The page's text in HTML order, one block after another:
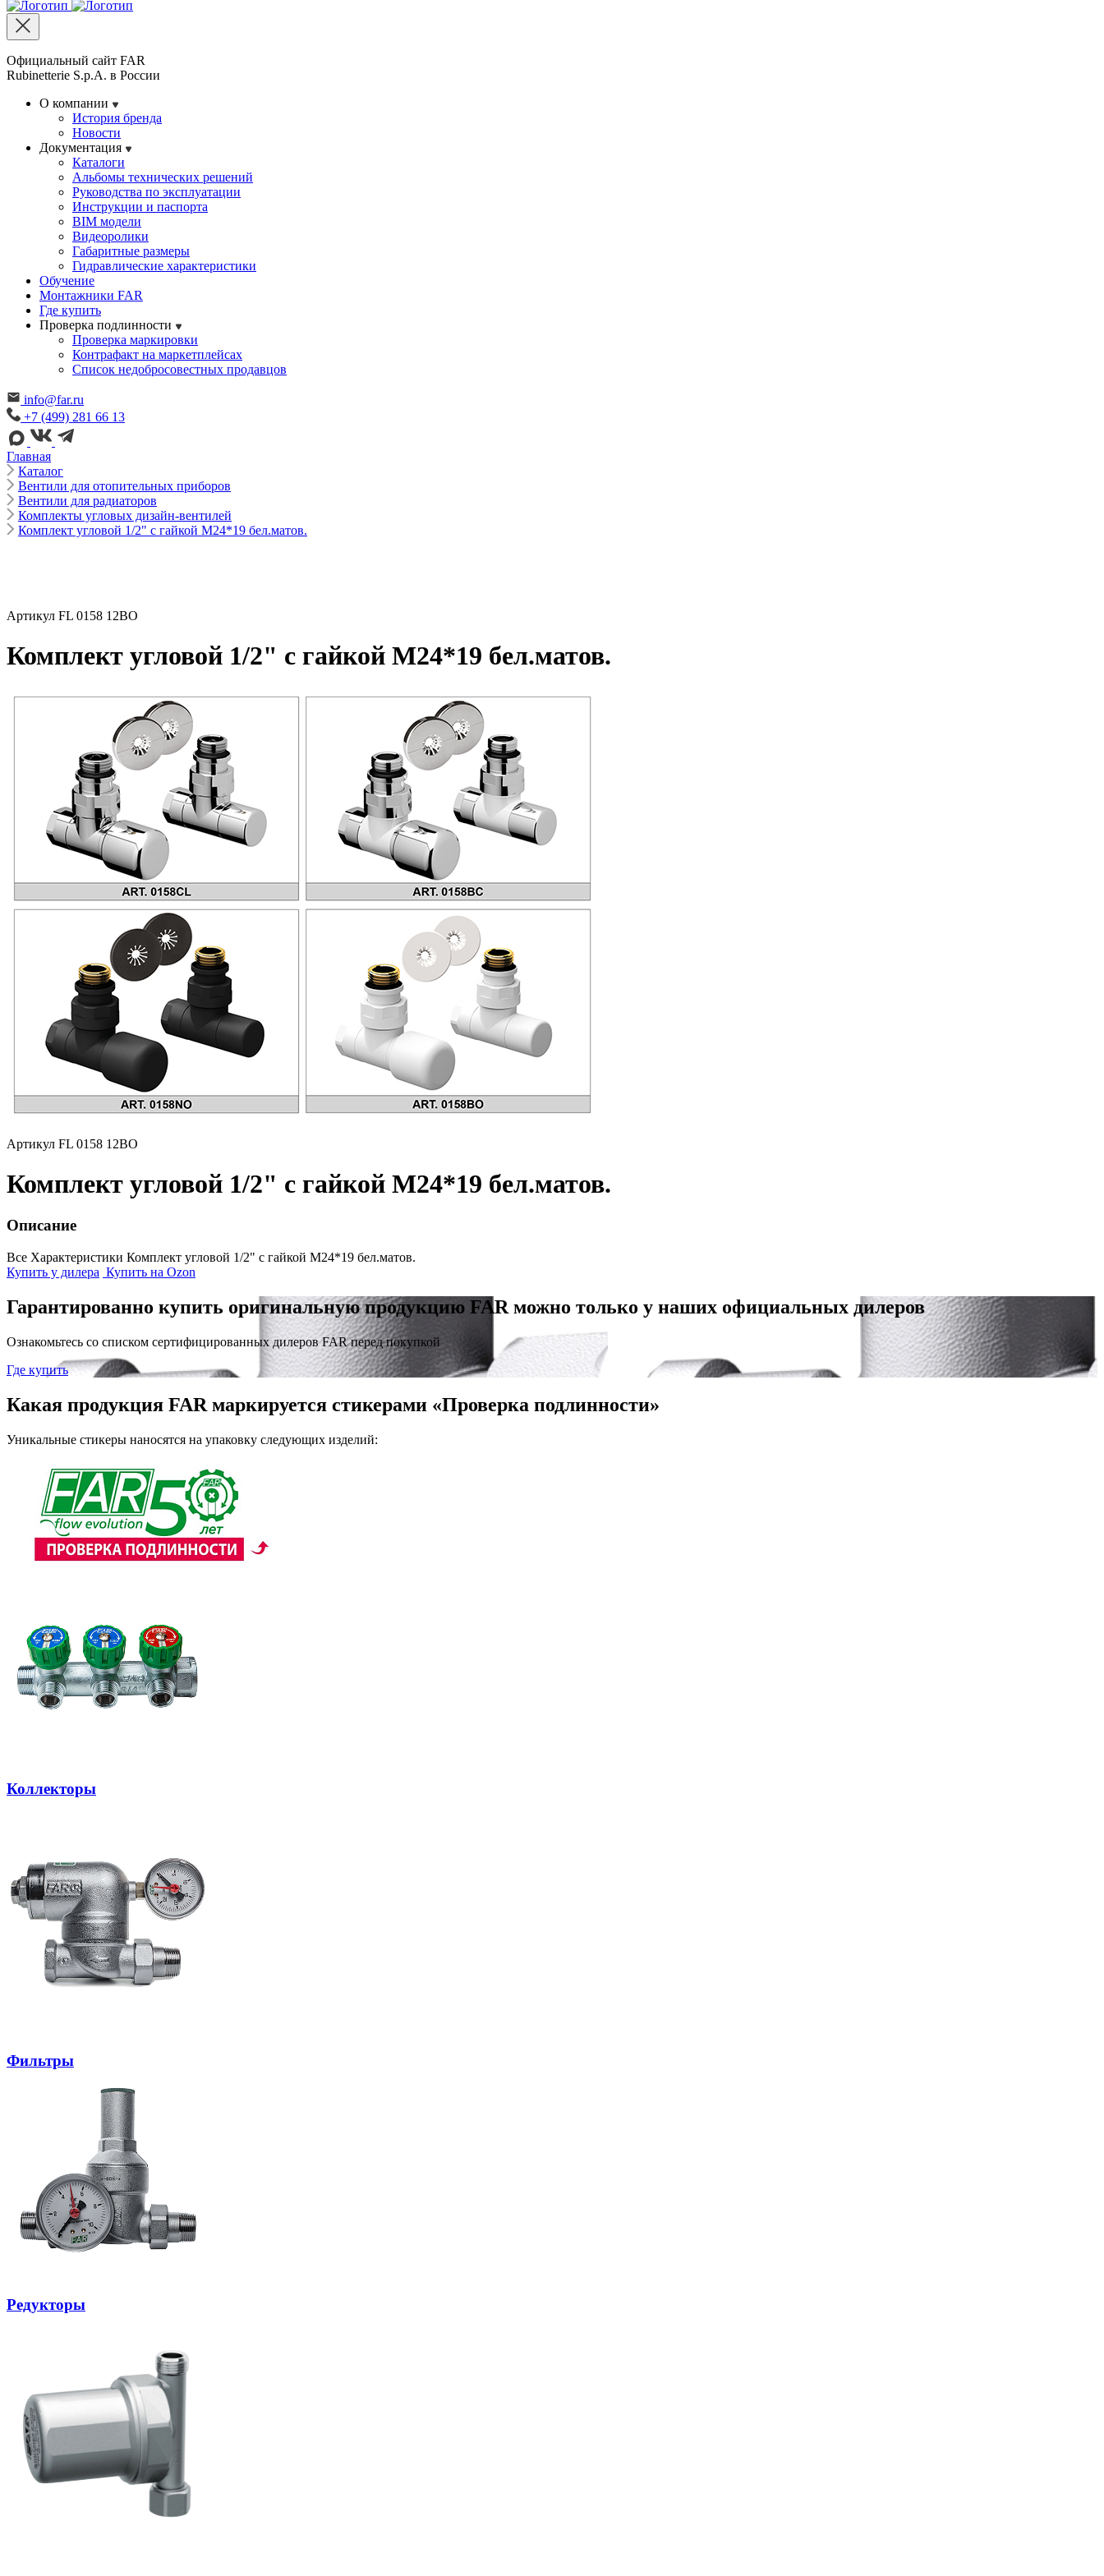
Официальный сайт FAR
Rubinetterie S.p.A. в России
О компании
История бренда
Новости
Документация
Каталоги
Альбомы технических решений
Руководства по эксплуатации
Инструкции и паспорта
BIM модели
Видеоролики
Габаритные размеры
Гидравлические характеристики
Обучение
Монтажники FAR
Где купить
Проверка подлинности
Проверка маркировки
Контрафакт на маркетплейсах
Cписок недобросовестных продавцов
info@far.ru
+7 (499) 281 66 13
Главная
Каталог
Вентили для отопительных приборов
Вентили для радиаторов
Комплекты угловых дизайн-вентилей
Комплект угловой 1/2" с гайкой М24*19 бел.матов.
Артикул FL 0158 12BO
Комплект угловой 1/2" с гайкой М24*19 бел.матов.
Артикул FL 0158 12BO
Комплект угловой 1/2" с гайкой М24*19 бел.матов.
Описание
Все Характеристики Комплект угловой 1/2" с гайкой М24*19 бел.матов.
Купить у дилера Купить на Ozon
Гарантированно купить оригинальную продукцию FAR можно только у наших официальных дилеров
Ознакомьтесь со списком сертифицированных дилеров FAR перед покупкой
Где купить
Какая продукция FAR маркируется стикерами «Проверка подлинности»
Уникальные стикеры наносятся на упаковку следующих изделий:
Коллекторы
Фильтры
Редукторы